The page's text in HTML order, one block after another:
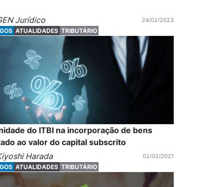
Jurídico 24/02/2023
ATUALIDADES TRIBUTÁRIO
do ITBI na incorporação de bens
ao valor do capital subscrito
Harada
02/02/2021
ATUALIDADES TRIBUTÁRIO